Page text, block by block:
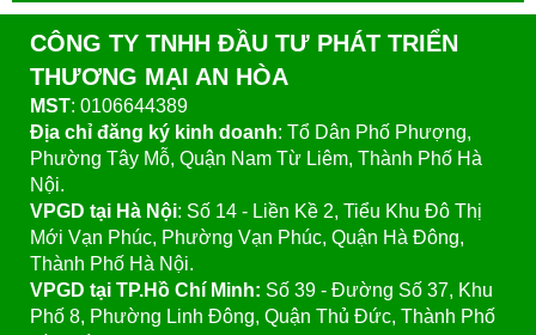
CÔNG TY TNHH ĐẦU TƯ PHÁT TRIỂN
THƯƠNG MẠI AN HÒA
MST: 0106644389
Địa chỉ đăng ký kinh doanh: Tổ Dân Phố Phượng,
Phường Tây Mỗ, Quận Nam Từ Liêm, Thành Phố Hà
Nội.
VPGD tại Hà Nội: Số 14 - Liền Kề 2, Tiểu Khu Đô Thị
Mới Vạn Phúc, Phường Vạn Phúc, Quận Hà Đông,
Thành Phố Hà Nội.
VPGD tại TP.Hồ Chí Minh: Số 39 - Đường Số 37, Khu
Phố 8, Phường Linh Đông, Quận Thủ Đức, Thành Phố